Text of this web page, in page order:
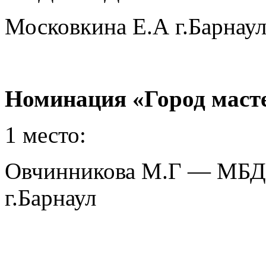
Московкина Е.А г.Барнаул
Номинация «Город
1 место:
Овчинникова М.Г —
г.Барнаул